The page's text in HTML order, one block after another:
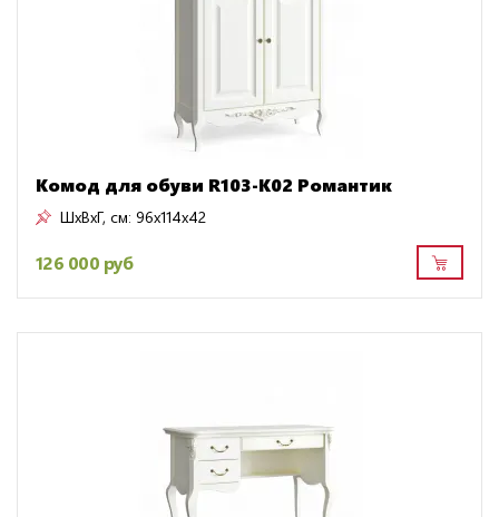
Комод для обуви R103-K02 Романтик
ШxВxГ, см: 96x114x42
126 000 руб